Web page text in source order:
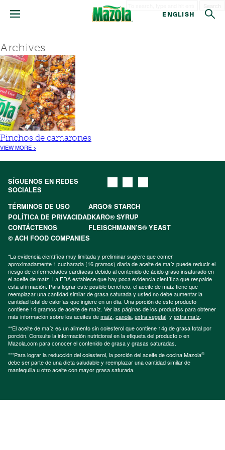
ENGLISH
Archives
Pinchos de camarones
VIEW MORE >
SÍGUENOS EN REDES
SOCIALES
TÉRMINOS DE USO
ARGO® STARCH
POLÍTICA DE PRIVACIDADKARO® SYRUP
CONTÁCTENOS
FLEISCHMANN’S® YEAST
© ACH FOOD COMPANIES
*La evidencia científica muy limitada y preliminar sugiere que comer
aproximadamente 1 cucharada (16 gramos) diaria de aceite de maíz puede reducir el
riesgo de enfermedades cardíacas debido al contenido de ácido graso insaturado en
el aceite de maíz. La FDA establece que hay poca evidencia científica que respalde
esta afirmación. Para lograr este posible beneficio, el aceite de maíz tiene que
reemplazar una cantidad similar de grasa saturada y usted no debe aumentar la
cantidad total de calorías que ingiere en un día. Una porción de este producto
contiene 14 gramos de aceite de maíz. Ver las páginas de los productos para obtener
más información sobre los aceites demaíz, canola, extra vegetal, y extra maíz.
**El aceite de maíz es un alimento sin colesterol que contiene 14g de grasa total por
porción. Consulte la información nutricional en la etiqueta del producto o en
Mazola.com para conocer el contenido de grasa y grasas saturadas.
***Para lograr la reducción del colesterol, la porción del aceite de cocina Mazola®
debe ser parte de una dieta saludable y reemplazar una cantidad similar de
mantequilla u otro aceite con mayor grasa saturada.